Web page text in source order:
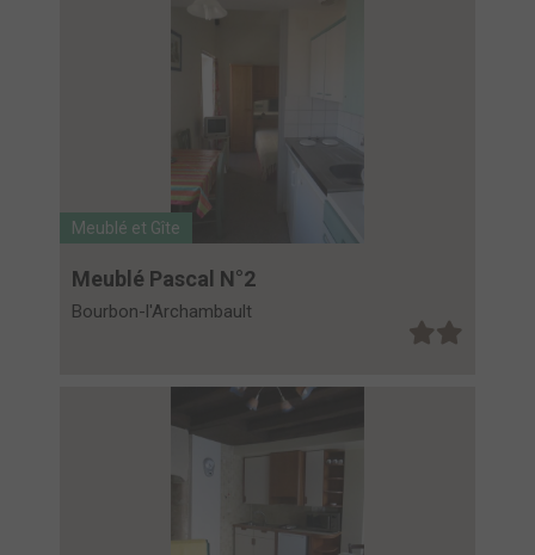
Meublé et Gîte
Meublé Pascal N°2
Bourbon-l'Archambault